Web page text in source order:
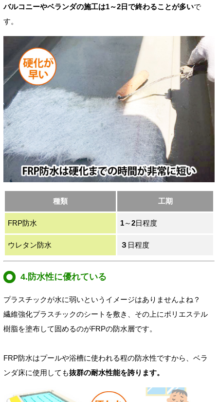
バルコニーやベランダの施工は1～2日で終わることが多いで
す。
種類 工期
FRP防水 1～2日程度
ウレタン防水 ３ 日程度
4.防水性に優れている
プラスチックが水に弱いというイメージはありませんよね？
繊維強化プラスチックのシートを敷き、その上にポリエステル
樹脂を塗布して固めるのがFRPの防水層です。
FRP防水はプールや浴槽に使われる程の防水性ですから、ベラ
ンダ床に使用しても抜群の耐水性能を誇ります。